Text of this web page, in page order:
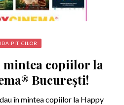
PITICILOR
copiilor la
București!
în mintea copiilor la Happy